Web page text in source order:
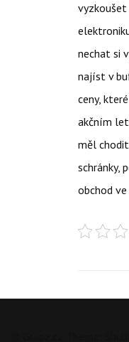
nechat si
najíst v
ceny,
akčním
měl
schránky,
obchod